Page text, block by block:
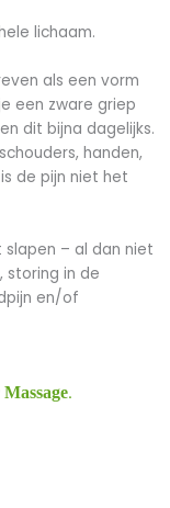
lichaam.
als een vorm
een zware griep
dit bijna dagelijks.
handen,
de pijn niet het
– al dan niet
storing in de
en/of
.